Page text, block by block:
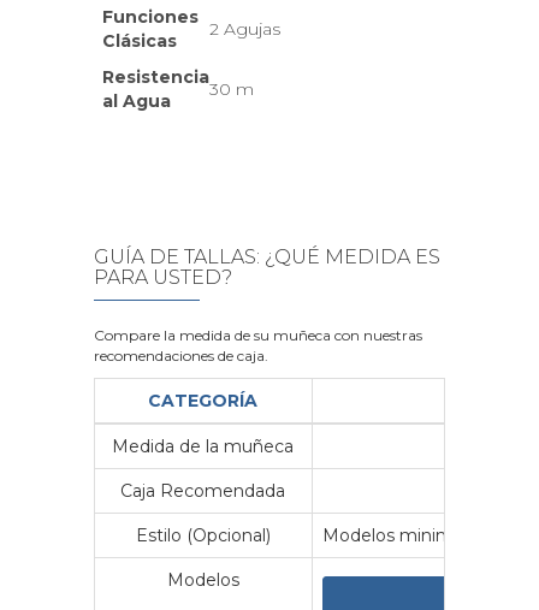
Funciones
Clásicas
2 Agujas
Resistencia
al Agua
30 m
GUÍA DE TALLAS: ¿QUÉ MEDIDA ES
PARA USTED?
Compare la medida de su muñeca con nuestras
recomendaciones de caja.
CATEGORÍA
Medida de la muñeca
Caja Recomendada
Estilo (Opcional) Modelos minimalistas y
Modelos